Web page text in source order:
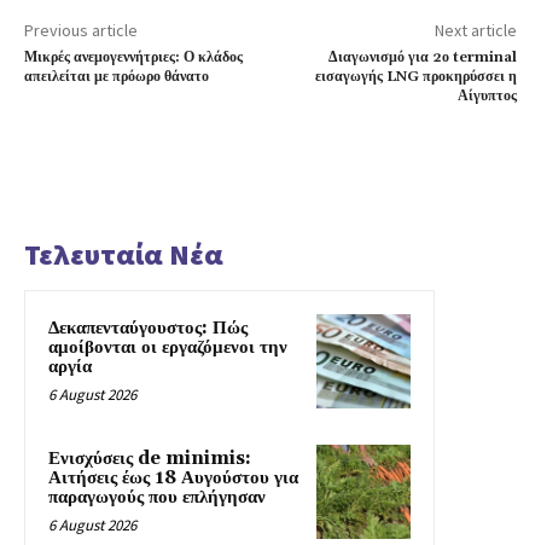
Previous article
Μικρές ανεμογεννήτριες: Ο κλάδος
απειλείται με πρόωρο θάνατο
Next article
Διαγωνισμό για 2ο terminal
εισαγωγής LNG προκηρύσσει η
Αίγυπτος
Τελευταία Νέα
Δεκαπενταύγουστος: Πώς
αμοίβονται οι εργαζόμενοι την
αργία
6 August 2026
Ενισχύσεις de minimis:
Αιτήσεις έως 18 Αυγούστου για
παραγωγούς που επλήγησαν
6 August 2026